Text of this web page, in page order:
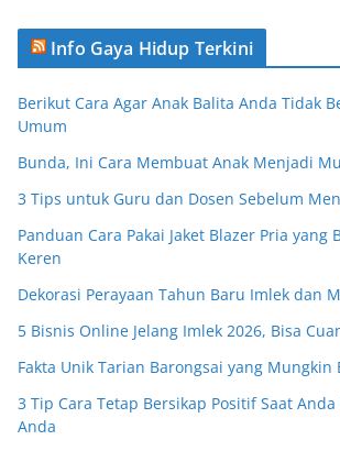
Info Gaya Hidup Terkini
Berikut Cara Agar Anak Balita Anda Tidak
Umum
Bunda, Ini Cara Membuat Anak Menjadi
3 Tips untuk Guru dan Dosen Sebelum
Panduan Cara Pakai Jaket Blazer Pria yang
Keren
Dekorasi Perayaan Tahun Baru Imlek dan
5 Bisnis Online Jelang Imlek 2026, Bisa
Fakta Unik Tarian Barongsai yang Mungkin
3 Tip Cara Tetap Bersikap Positif Saat
Anda